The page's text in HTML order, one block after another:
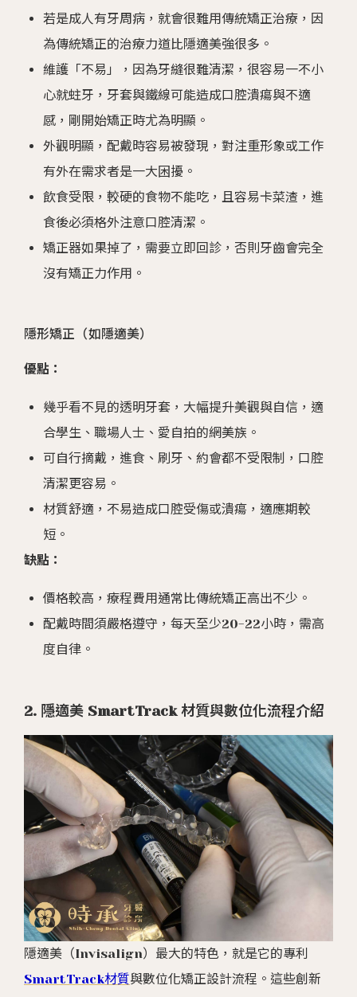
若是成人有牙周病，就會很難用傳統矯正治療，因
為傳統矯正的治療力道比隱適美強很多。
維護「不易」，因為牙縫很難清潔，很容易一不小
心就蛀牙，牙套與鐵線可能造成口腔潰瘍與不適
感，剛開始矯正時尤為明顯。
外觀明顯，配戴時容易被發現，對注重形象或工作
有外在需求者是一大困擾。
飲食受限，較硬的食物不能吃，且容易卡菜渣，進
食後必須格外注意口腔清潔。
矯正器如果掉了，需要立即回診，否則牙齒會完全
沒有矯正力作用。
隱形矯正（如隱適美）
優點：
幾乎看不見的透明牙套，大幅提升美觀與自信，適
合學生、職場人士、愛自拍的網美族。
可自行摘戴，進食、刷牙、約會都不受限制，口腔
清潔更容易。
材質舒適，不易造成口腔受傷或潰瘍，適應期較
短。
缺點：
價格較高，療程費用通常比傳統矯正高出不少。
配戴時間須嚴格遵守，每天至少20-22小時，需高
度自律。
2. 隱適美 SmartTrack 材質與數位化流程介紹
隱適美（Invisalign）最大的特色，就是它的專利
SmartTrack材質與數位化矯正設計流程。這些創新